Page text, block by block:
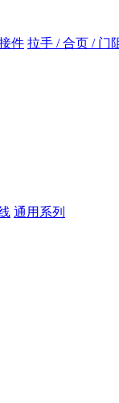
件 拉手 / 合页 / 门
通用系列